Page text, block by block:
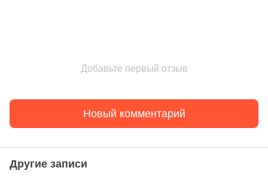
Добавьте первый отзыв
Новый комментарий
Другие записи